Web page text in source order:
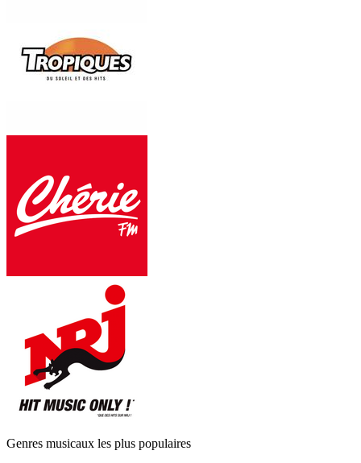
Genres musicaux les plus populaires